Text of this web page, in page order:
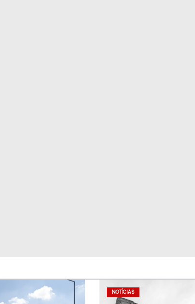
NOTÍCIAS